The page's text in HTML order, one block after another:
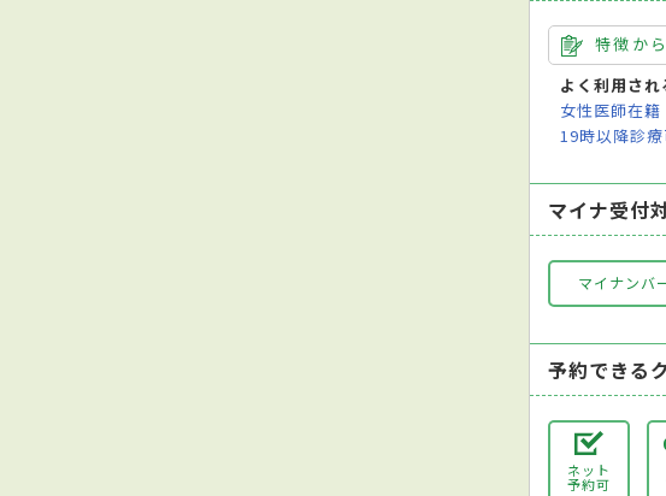
特徴か
よく利用され
女性医師在籍
19時以降診
マイナ受付
マイナンバ
予約できる
ネット
予約可